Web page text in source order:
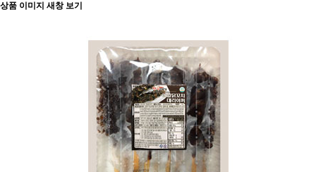
상품 이미지 새창 보기